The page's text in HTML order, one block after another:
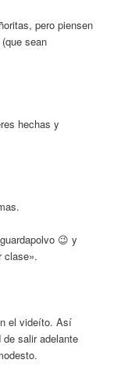
pero piensen
sean
hechas y
😉 y
clase».
el videíto. Así
salir adelante